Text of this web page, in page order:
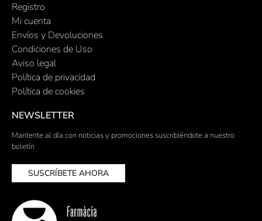
Registro
Mi cuenta
Envíos y Devoluciones
Condiciones de Uso
Aviso legal
Política de privacidad
Política de cookies
NEWSLETTER
Mantente al día con noticias y promociones suscribiéndote a nuestro
boletín
SUSCRÍBETE AHORA